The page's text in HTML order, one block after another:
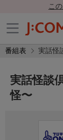
こ
番組表 実話怪
実話怪談
怪〜